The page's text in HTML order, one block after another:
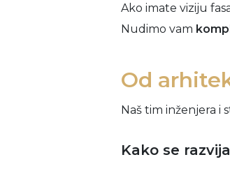
Ako imate viziju
Nudimo vam
Od
Naš tim inženjera i
Kako se